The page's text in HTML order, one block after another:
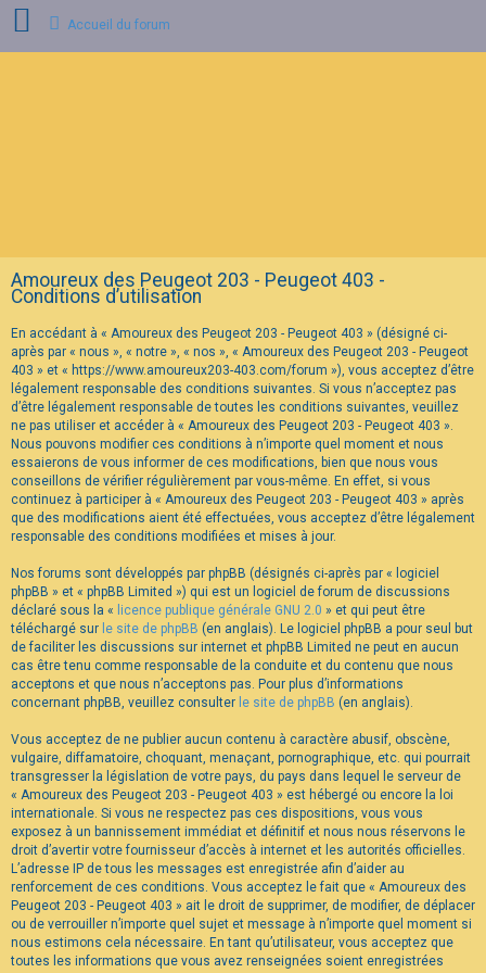
I
n
c
r
i
p
t
o
n
F
A
Q
Accueil du forum
Amoureux des Peugeot 203 - Peugeot 403 -
Conditions d’utilisation
En accédant à « Amoureux des Peugeot 203 - Peugeot 403 » (désigné ci-
après par « nous », « notre », « nos », « Amoureux des Peugeot 203 - Peugeot
403 » et « https://www.amoureux203-403.com/forum »), vous acceptez d’être
légalement responsable des conditions suivantes. Si vous n’acceptez pas
d’être légalement responsable de toutes les conditions suivantes, veuillez
ne pas utiliser et accéder à « Amoureux des Peugeot 203 - Peugeot 403 ».
Nous pouvons modifier ces conditions à n’importe quel moment et nous
essaierons de vous informer de ces modifications, bien que nous vous
conseillons de vérifier régulièrement par vous-même. En effet, si vous
continuez à participer à « Amoureux des Peugeot 203 - Peugeot 403 » après
que des modifications aient été effectuées, vous acceptez d’être légalement
responsable des conditions modifiées et mises à jour.
Nos forums sont développés par phpBB (désignés ci-après par « logiciel
phpBB » et « phpBB Limited ») qui est un logiciel de forum de discussions
déclaré sous la « licence publique générale GNU 2.0 » et qui peut être
téléchargé sur le site de phpBB (en anglais). Le logiciel phpBB a pour seul but
de faciliter les discussions sur internet et phpBB Limited ne peut en aucun
cas être tenu comme responsable de la conduite et du contenu que nous
acceptons et que nous n’acceptons pas. Pour plus d’informations
concernant phpBB, veuillez consulter le site de phpBB (en anglais).
Vous acceptez de ne publier aucun contenu à caractère abusif, obscène,
vulgaire, diffamatoire, choquant, menaçant, pornographique, etc. qui pourrait
transgresser la législation de votre pays, du pays dans lequel le serveur de
« Amoureux des Peugeot 203 - Peugeot 403 » est hébergé ou encore la loi
internationale. Si vous ne respectez pas ces dispositions, vous vous
exposez à un bannissement immédiat et définitif et nous nous réservons le
droit d’avertir votre fournisseur d’accès à internet et les autorités officielles.
L’adresse IP de tous les messages est enregistrée afin d’aider au
renforcement de ces conditions. Vous acceptez le fait que « Amoureux des
Peugeot 203 - Peugeot 403 » ait le droit de supprimer, de modifier, de déplacer
ou de verrouiller n’importe quel sujet et message à n’importe quel moment si
nous estimons cela nécessaire. En tant qu’utilisateur, vous acceptez que
toutes les informations que vous avez renseignées soient enregistrées